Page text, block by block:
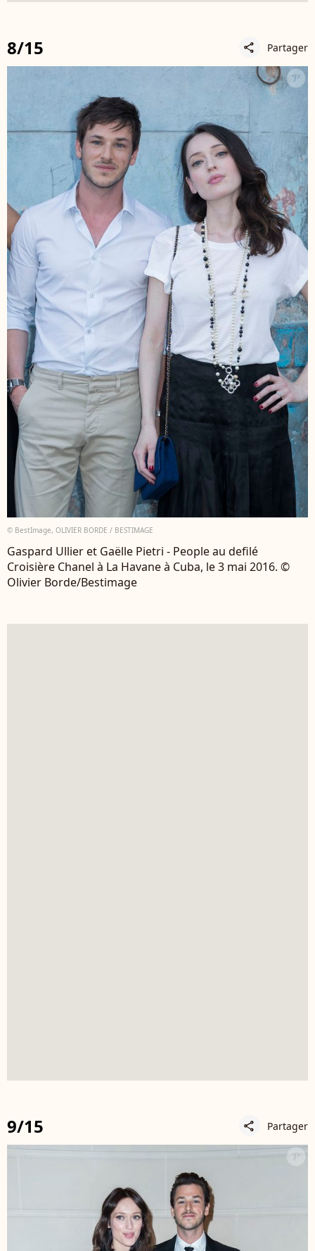
8/15 share Partager
© BestImage, OLIVIER BORDE / BESTIMAGE
Gaspard Ullier et Gaëlle Pietri - People au defilé
Croisière Chanel à La Havane à Cuba, le 3 mai 2016. ©
Olivier Borde/Bestimage
9/15 share Partager